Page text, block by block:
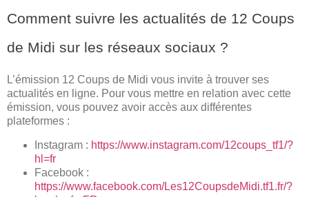
Comment suivre les actualités de 12 Coups
de Midi sur les réseaux sociaux ?
L’émission 12 Coups de Midi vous invite à trouver ses
actualités en ligne. Pour vous mettre en relation avec cette
émission, vous pouvez avoir accès aux différentes
plateformes :
Instagram : https://www.instagram.com/12coups_tf1/?
hl=fr
Facebook :
https://www.facebook.com/Les12CoupsdeMidi.tf1.fr/?